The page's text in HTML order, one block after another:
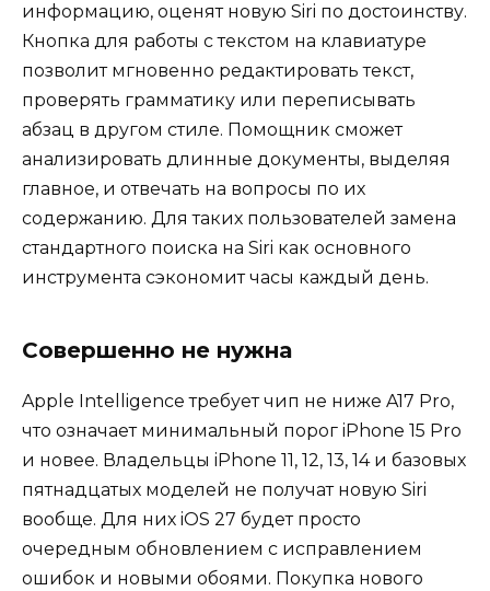
информацию, оценят новую Siri по достоинству.
Кнопка для работы с текстом на клавиатуре
позволит мгновенно редактировать текст,
проверять грамматику или переписывать
абзац в другом стиле. Помощник сможет
анализировать длинные документы, выделяя
главное, и отвечать на вопросы по их
содержанию. Для таких пользователей замена
стандартного поиска на Siri как основного
инструмента сэкономит часы каждый день.
Совершенно не нужна
Apple Intelligence требует чип не ниже A17 Pro,
что означает минимальный порог iPhone 15 Pro
и новее. Владельцы iPhone 11, 12, 13, 14 и базовых
пятнадцатых моделей не получат новую Siri
вообще. Для них iOS 27 будет просто
очередным обновлением с исправлением
ошибок и новыми обоями. Покупка нового